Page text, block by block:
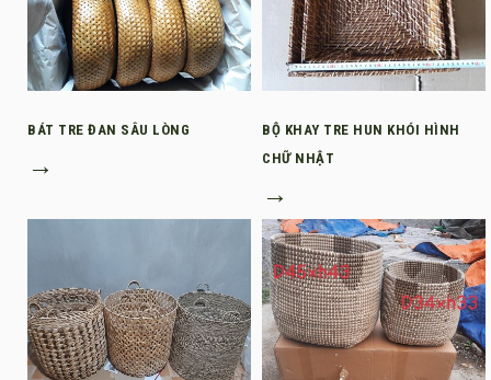
BÁT TRE ĐAN SÂU LÒNG
→
BỘ KHAY TRE HUN KHÓI HÌNH
CHỮ NHẬT
→